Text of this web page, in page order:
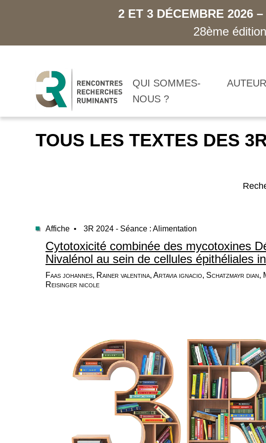
2 ET 3 DÉCEMBRE 2026
28ème
QUI SOMMES-
NOUS ?
TOUS LES TEXTES DES
Affiche • 3R 2024 - Séance : Alimentation
Cytotoxicité combinée des mycotoxines
Nivalénol au sein de cellules épithéliales
Faas johannes, Rainer valentina, Artavia ignacio, Schatzmayr
Reisinger nicole